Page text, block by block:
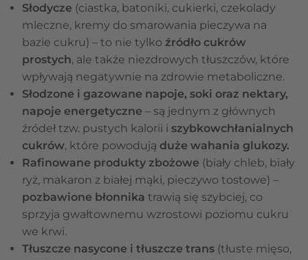
Słodycze (ciastka, batoniki, cukierki, czekolady
mleczne, kremy do smarowania pieczywa na
bazie cukru) – to nie tylko źródło cukrów
prostych, ale także niezdrowych tłuszczów, które
wpływają negatywnie na zdrowie metaboliczne.
Słodzone i gazowane napoje, soki oraz nektary,
napoje energetyczne – są jednym z głównych
źródeł tzw. pustych kalorii i szybkowchłanialnych
cukrów, które powodują duże wahania glukozy.
Rafinowane produkty zbożowe (biały chleb, biały
ryż, makaron z białej mąki, pieczywo tostowe) –
pozbawione błonnika trawią się szybciej, co
sprzyja gwałtownemu wzrostowi poziomu cukru
we krwi.
Tłuszcze nasycone i tłuszcze trans (tłuste mięso,